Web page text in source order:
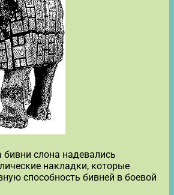
слона надевались
накладки, которые
способность бивней в боевой